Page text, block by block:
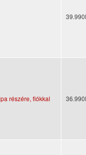
részére, fiókkal